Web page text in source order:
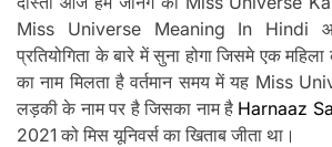
Miss Universe Meaning In Hindi
प्रतियोगिता के बारे में सुना होगा जिसमे एक
का नाम मिलता है वर्तमान समय में यह Miss
लड़की के नाम पर है जिसका नाम हैHarnaaz
2021 को मिस यूनिवर्स का खिताब जीता था।